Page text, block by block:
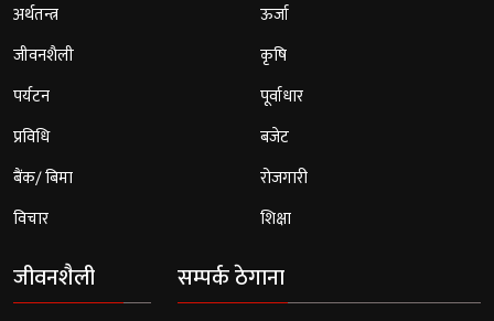
अर्थतन्त्र
जीवनशैली
पर्यटन
प्रविधि
बैंक/ बिमा
विचार
ऊर्जा
कृषि
पूर्वाधार
बजेट
रोजगारी
शिक्षा
जीवनशैली सम्पर्क ठेगाना